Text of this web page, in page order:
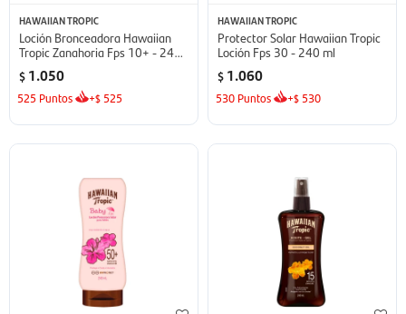
HAWAIIAN TROPIC
Loción Bronceadora Hawaiian
Tropic Zanahoria Fps 10+ - 240
$ 1.050
525 Puntos +$ 525
HAWAIIAN TROPIC
Protector Solar Hawaiian Tropic
Loción Fps 30 - 240 ml
$ 1.060
530 Puntos +$ 530